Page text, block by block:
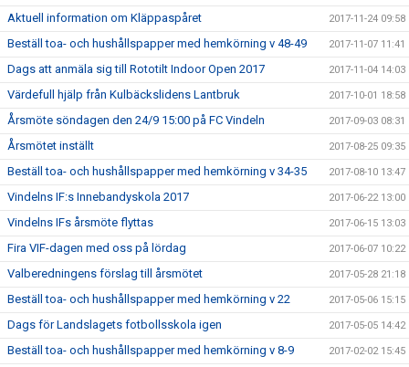
Aktuell information om Kläppaspåret 2017-11-24 09:58
Beställ toa- och hushållspapper med hemkörning v 48-49 2017-11-07 11:41
Dags att anmäla sig till Rototilt Indoor Open 2017 2017-11-04 14:03
Värdefull hjälp från Kulbäckslidens Lantbruk 2017-10-01 18:58
Årsmöte söndagen den 24/9 15:00 på FC Vindeln 2017-09-03 08:31
Årsmötet inställt 2017-08-25 09:35
Beställ toa- och hushållspapper med hemkörning v 34-35 2017-08-10 13:47
Vindelns IF:s Innebandyskola 2017 2017-06-22 13:00
Vindelns IFs årsmöte flyttas 2017-06-15 13:03
Fira VIF-dagen med oss på lördag 2017-06-07 10:22
Valberedningens förslag till årsmötet 2017-05-28 21:18
Beställ toa- och hushållspapper med hemkörning v 22 2017-05-06 15:15
Dags för Landslagets fotbollsskola igen 2017-05-05 14:42
Beställ toa- och hushållspapper med hemkörning v 8-9 2017-02-02 15:45